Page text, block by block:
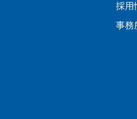
採用
事務